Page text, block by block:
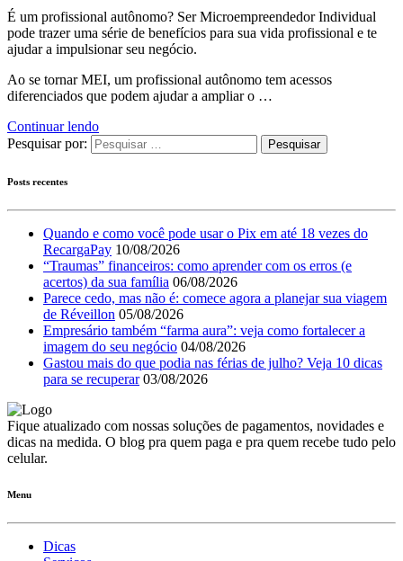
É um profissional autônomo? Ser Microempreendedor Individual
pode trazer uma série de benefícios para sua vida profissional e te
ajudar a impulsionar seu negócio.
Ao se tornar MEI, um profissional autônomo tem acessos
diferenciados que podem ajudar a ampliar o …
Continuar lendo
Pesquisar por:
Posts recentes
Quando e como você pode usar o Pix em até 18 vezes do
RecargaPay 10/08/2026
“Traumas” financeiros: como aprender com os erros (e
acertos) da sua família 06/08/2026
Parece cedo, mas não é: comece agora a planejar sua viagem
de Réveillon 05/08/2026
Empresário também “farma aura”: veja como fortalecer a
imagem do seu negócio 04/08/2026
Gastou mais do que podia nas férias de julho? Veja 10 dicas
para se recuperar 03/08/2026
Fique atualizado com nossas soluções de pagamentos, novidades e
dicas na medida. O blog pra quem paga e pra quem recebe tudo pelo
celular.
Menu
Dicas